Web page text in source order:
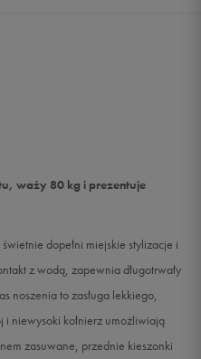
waży 80 kg i prezentuje
dopełni miejskie stylizacje i
z wodą, zapewnia długotrwały
noszenia to zasługa lekkiego,
i niewysoki kołnierz umożliwiają
zasuwane, przednie kieszonki